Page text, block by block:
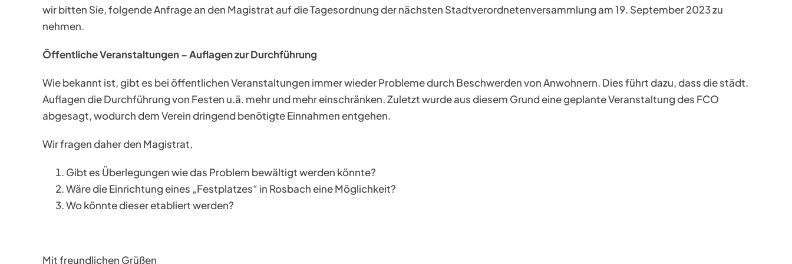
wir bitten Sie, folgende Anfrage an den Magistrat auf die Tagesordnung der nächsten Stadtverordnetenversammlung am 19. September 2023 zu
nehmen.
Öffentliche Veranstaltungen – Auflagen zur Durchführung
Wie bekannt ist, gibt es bei öffentlichen Veranstaltungen immer wieder Probleme durch Beschwerden von Anwohnern. Dies führt dazu, dass die städt.
Auflagen die Durchführung von Festen u.ä. mehr und mehr einschränken. Zuletzt wurde aus diesem Grund eine geplante Veranstaltung des FCO
abgesagt, wodurch dem Verein dringend benötigte Einnahmen entgehen.
Wir fragen daher den Magistrat,
Gibt es Überlegungen wie das Problem bewältigt werden könnte?
Wäre die Einrichtung eines „Festplatzes“ in Rosbach eine Möglichkeit?
Wo könnte dieser etabliert werden?
Mit freundlichen Grüßen